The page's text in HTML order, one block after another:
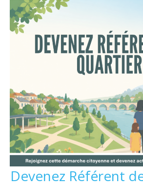
Devenez Référent